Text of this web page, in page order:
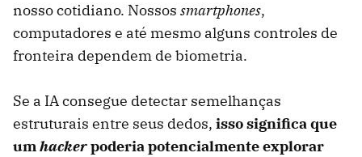
nosso cotidiano. Nossos smartphones,
computadores e até mesmo alguns controles de
fronteira dependem de biometria.
Se a IA consegue detectar semelhanças
estruturais entre seus dedos, isso significa que
umhackerpoderia potencialmente explorar